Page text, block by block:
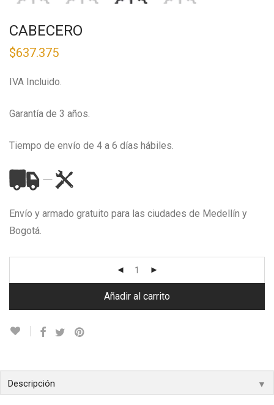
CABECERO
$637.375
IVA Incluido.
Garantía de 3 años.
Tiempo de envío de 4 a 6 días hábiles.
Envío y armado gratuito para las ciudades de Medellín y
Bogotá.
Añadir al carrito
Descripción ▼